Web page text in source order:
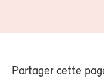
Partager cette